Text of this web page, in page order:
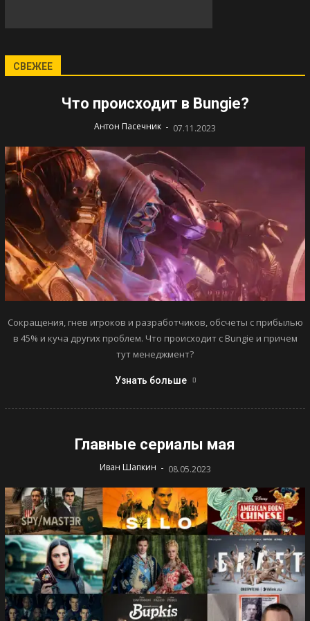
СВЕЖЕЕ
Что происходит в Bungie?
Антон Пасечник - 07.11.2023
Сокращения, гнев игроков и разработчиков, обсчеты с прибылью
в 45% и куча других проблем. Что происходит с Bungie и причем
тут менеджмент?
Узнать больше
Главные сериалы мая
Иван Шапкин - 08.05.2023